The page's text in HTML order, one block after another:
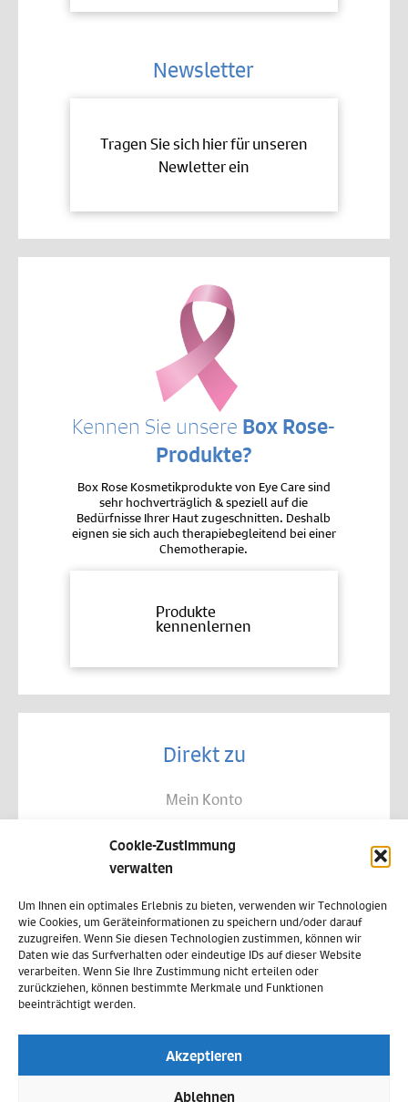
Cookie-Zustimmung
verwalten
Um Ihnen ein optimales Erlebnis zu bieten, verwenden wir Technologien
wie Cookies, um Geräteinformationen zu speichern und/oder darauf
zuzugreifen. Wenn Sie diesen Technologien zustimmen, können wir
Daten wie das Surfverhalten oder eindeutige IDs auf dieser Website
verarbeiten. Wenn Sie Ihre Zustimmung nicht erteilen oder
zurückziehen, können bestimmte Merkmale und Funktionen
beeinträchtigt werden.
Akzeptieren
Ablehnen
Newsletter
Tragen Sie sich hier für unseren
Newletter ein
Kennen Sie unsere Box Rose-
Produkte?
Box Rose Kosmetikprodukte von Eye Care sind
sehr hochverträglich & speziell auf die
Bedürfnisse Ihrer Haut zugeschnitten. Deshalb
eignen sie sich auch therapiebegleitend bei einer
Chemotherapie.
Produkte
kennenlernen
Direkt zu
Mein Konto
Allgemeine Geschäftsbedingungen
Datenschutz
Widerruf
Zahlungsweisen
Versand & Lieferung
Cookie-Richtlinie (EU)